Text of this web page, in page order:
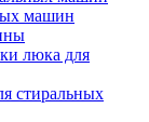
машин
люка для
стиральных